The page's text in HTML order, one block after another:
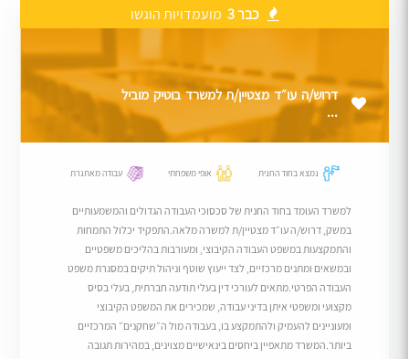
כבר 3 מועמדויות הוגשו
דרוש/ה עו״ד מצטיין/ת למשרד בוטיק מוביל
...
נמצא בחוד החנית אופי משפחתי עבודה מאתגרת
למשרד העומד בחוד החנית של סכסוכי העבודה הגדולים והמשמעותיים
במשק, דרוש/ה עו״ד מצטיין/ת למשרה מלאה.התפקיד יכלול התמחות
והתמקצעות במשפט העבודה הקיבוצי, ומעורבות בהליכים משפטיים
ובמשאים ומתנים מרכזיים, לצד ייעוץ שוטף וניהול תיקים במסגרת משפט
העבודה הפרטי.מתאים לעורכי דין בעלי תודעה חברתית, בעלי בסיס
מקצועי ומשפטי איתן בדיני עבודה, שמכירים את המשפט הקיבוצי
ומעוניינים להעמיק ולהתמקצע בו, בעבודה מול ה״שחקנים״ המרכזיים
ביותר.המשרד מתאפיין ביחסים בינאישיים מצוינים, במהירות תגובה